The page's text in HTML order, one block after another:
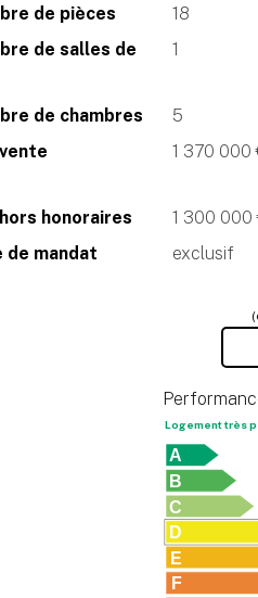
de pièces 18
de salles de
1
de chambres 5
1 370 000
honoraires 1 300 000
de mandat
exclusif
Logement très
A
B
C
D
E
F